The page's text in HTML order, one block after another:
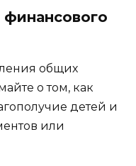
общих
о том, как
детей и
или